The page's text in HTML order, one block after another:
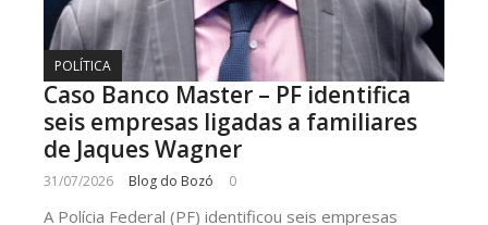
POLÍTICA
Caso Banco Master – PF identifica
seis empresas ligadas a familiares
de Jaques Wagner
31/07/2026 Blog do Bozó 0
A Polícia Federal (PF) identificou seis empresas